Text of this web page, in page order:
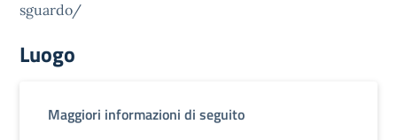
sguardo/
Luogo
Maggiori informazioni di seguito